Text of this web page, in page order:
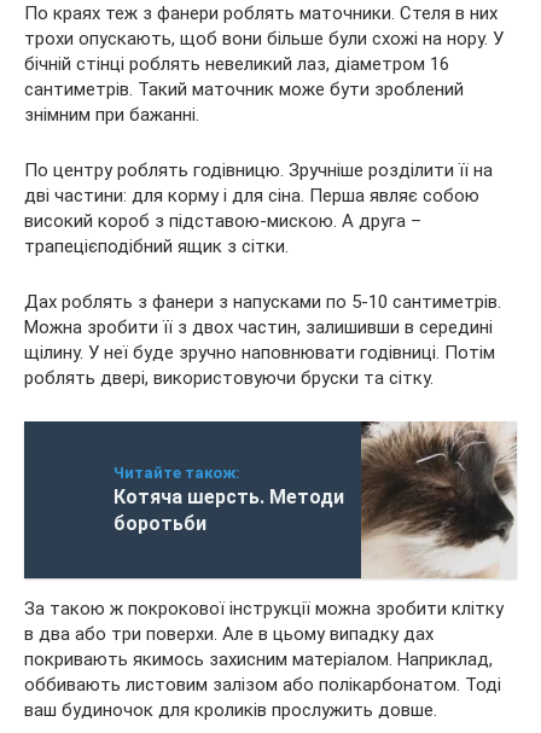
По краях теж з фанери роблять маточники. Стеля в них
трохи опускають, щоб вони більше були схожі на нору. У
бічній стінці роблять невеликий лаз, діаметром 16
сантиметрів. Такий маточник може бути зроблений
знімним при бажанні.
По центру роблять годівницю. Зручніше розділити її на
дві частини: для корму і для сіна. Перша являє собою
високий короб з підставою-мискою. А друга –
трапецієподібний ящик з сітки.
Дах роблять з фанери з напусками по 5-10 сантиметрів.
Можна зробити її з двох частин, залишивши в середині
щілину. У неї буде зручно наповнювати годівниці. Потім
роблять двері, використовуючи бруски та сітку.
Читайте також:
Котяча шерсть. Методи
боротьби
За такою ж покрокової інструкції можна зробити клітку
в два або три поверхи. Але в цьому випадку дах
покривають якимось захисним матеріалом. Наприклад,
оббивають листовим залізом або полікарбонатом. Тоді
ваш будиночок для кроликів прослужить довше.